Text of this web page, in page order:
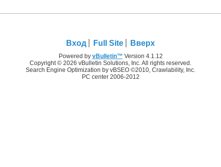
Вход Full Site Вверх
Powered by vBulletin™ Version 4.1.12
Copyright © 2026 vBulletin Solutions, Inc. All rights reserved.
Search Engine Optimization by vBSEO ©2010, Crawlability, Inc.
PC center 2006-2012